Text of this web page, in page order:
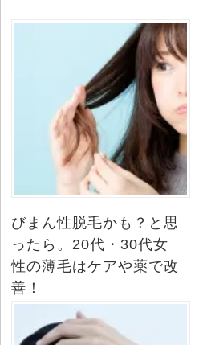
びまん性脱毛かも？と思
ったら。20代・30代女
性の薄毛はケアや薬で改
善！